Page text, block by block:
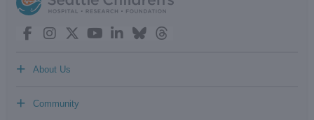
About Us
+
Community
+